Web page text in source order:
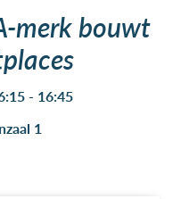
merk bouwt
- 16:45
1